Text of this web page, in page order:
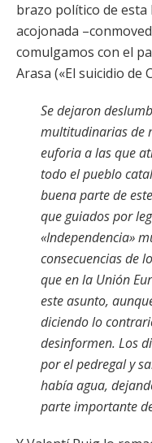
brazo político de
acojonada
comulgamos con el
Arasa («El suicidio de
Se dejaron
multitudinarias de
euforia a las que
todo el pueblo
buena parte de
que guiados por
«Independencia»
consecuencias de
que en la Unión
este asunto,
diciendo lo
desinformen. Los
por el pedregal y
había agua,
parte importante